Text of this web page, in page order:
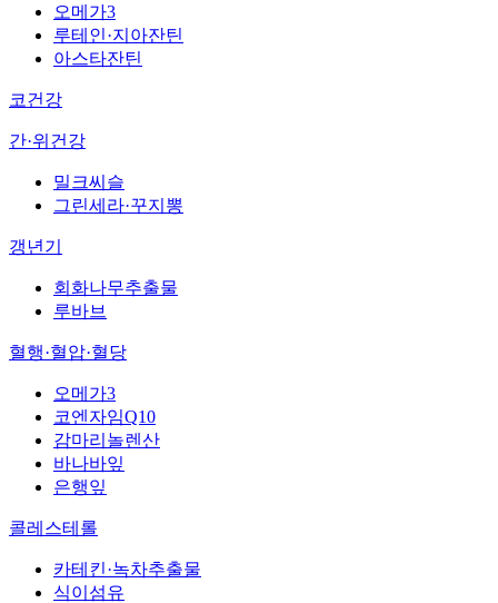
오메가3
루테인·지아잔틴
아스타잔틴
코건강
간·위건강
밀크씨슬
그린세라·꾸지뽕
갱년기
회화나무추출물
루바브
혈행·혈압·혈당
오메가3
코엔자임Q10
감마리놀렌산
바나바잎
은행잎
콜레스테롤
카테킨·녹차추출물
식이섬유